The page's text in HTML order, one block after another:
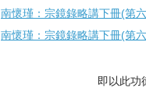
南懷瑾：宗鏡錄略講下冊(第
南懷瑾：宗鏡錄略講下冊(第
即以此功